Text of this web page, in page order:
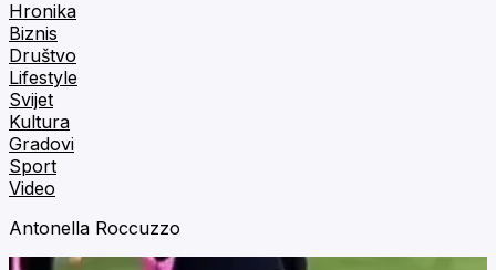
Hronika
Biznis
Društvo
Lifestyle
Svijet
Kultura
Gradovi
Sport
Video
Antonella Roccuzzo